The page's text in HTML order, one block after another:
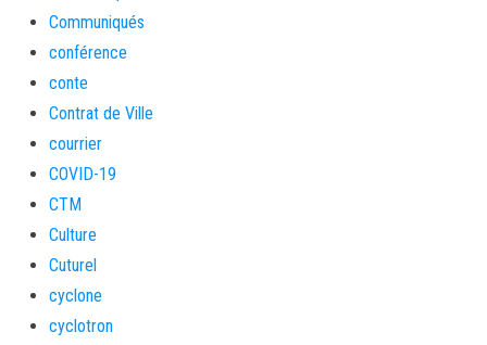
Communiqués
conférence
conte
Contrat de Ville
courrier
COVID-19
CTM
Culture
Cuturel
cyclone
cyclotron